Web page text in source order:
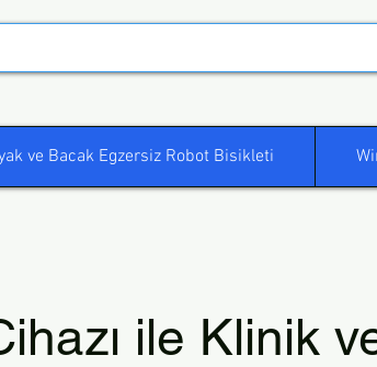
ve Bacak Egzersiz Robot Bisikleti
ile Klinik